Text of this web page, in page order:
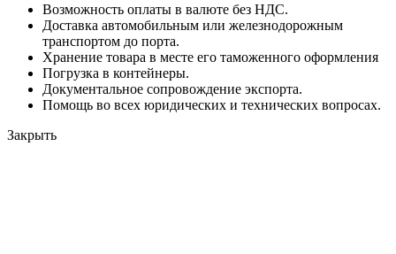
Возможность оплаты в валюте без НДС.
Доставка автомобильным или железнодорожным
транспортом до порта.
Хранение товара в месте его таможенного оформления
Погрузка в контейнеры.
Документальное сопровождение экспорта.
Помощь во всех юридических и технических вопросах.
Закрыть